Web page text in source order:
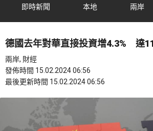
即時新聞 本地 兩岸
德國去年對華直接投資增4.3% 達
兩岸, 財經
發佈時間 15.02.2024 06:56
最後更新時間 15.02.2024 06:56